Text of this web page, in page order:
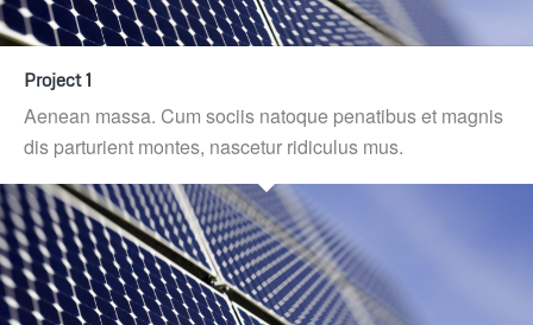
Project 1
Aenean massa. Cum sociis natoque penatibus et magnis
dis parturient montes, nascetur ridiculus mus.